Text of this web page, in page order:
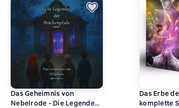
Das Geheimnis von
Nebelrode - Die Legende
Das Erbe
komplette